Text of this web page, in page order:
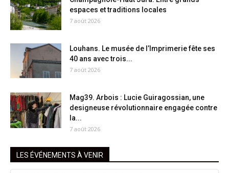
espaces et traditions locales
7 août 2026
Louhans. Le musée de l’Imprimerie fête ses
40 ans avec trois...
7 août 2026
Mag39. Arbois : Lucie Guiragossian, une
designeuse révolutionnaire engagée contre
la...
7 août 2026
LES ÉVÉNEMENTS À VENIR